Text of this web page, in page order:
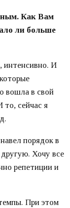
Как Вам
ли больше
интенсивно. И
вошла в свой
сейчас я
порядок в
другую. Хочу все
репетиции и
При этом